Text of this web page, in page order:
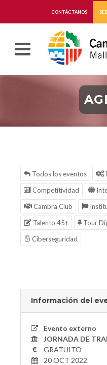
CONTÁCTANOS
Todos los eventos
Competitividad
Cambra Club
Talento 45+
Tour
Ciberseguridad
Información del
Evento externo
JORNADA DE
GRATUITO
20 OCT 2022